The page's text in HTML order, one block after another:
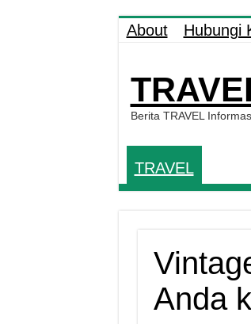
About Hubungi
Berita TRAVEL
TRAVEL
Anda